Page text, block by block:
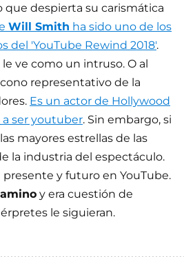
que despierta su carismática
Will Smith ha sido uno de los
del 'YouTube Rewind 2018'.
ve como un intruso. O al
representativo de la
Es un actor de Hollywood
ser youtuber. Sin embargo, si
mayores estrellas de las
la industria del espectáculo.
presente y futuro en YouTube.
y era cuestión de
le siguieran.